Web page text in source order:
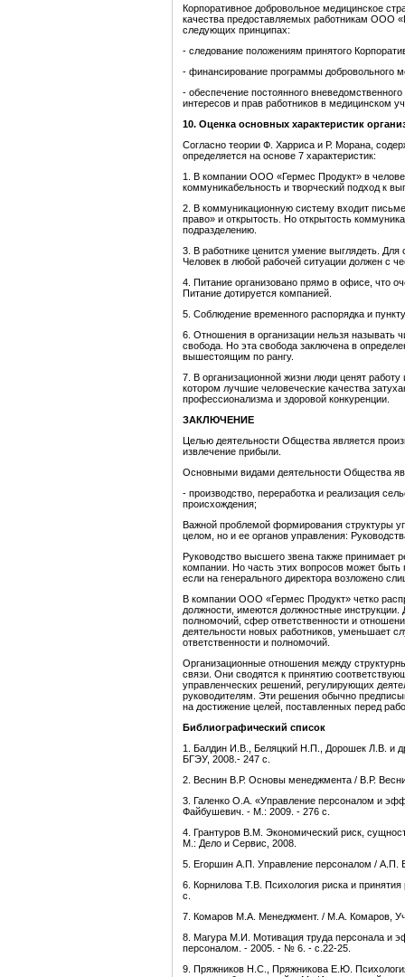
Корпоративное добровольное медицинское
качества предоставляемых работникам ООО
следующих принципах:
- следование положениям принятого
- финансирование программы добровольного
- обеспечение постоянного
интересов и прав работников в медицинском
10. Оценка основных характеристик
Согласно теории Ф. Харриса и Р. Морана,
определяется на основе 7 характеристик:
1. В компании ООО «Гермес Продукт» в
коммуникабельность и творческий подход к
2. В коммуникационную систему входит
право» и открытость. Но открытость
подразделению.
3. В работнике ценится умение выглядеть.
Человек в любой рабочей ситуации должен с
4. Питание организовано прямо в офисе, что
Питание дотируется компанией.
5. Соблюдение временного распорядка и
6. Отношения в организации нельзя называть
свобода. Но эта свобода заключена в
вышестоящим по рангу.
7. В организационной жизни люди ценят
котором лучшие человеческие качества
профессионализма и здоровой конкуренции.
ЗАКЛЮЧЕНИЕ
Целью деятельности Общества является
извлечение прибыли.
Основными видами деятельности Общества
- производство, переработка и реализация
происхождения;
Важной проблемой формирования структуры
целом, но и ее органов управления:
Руководство высшего звена также принимает
компании. Но часть этих вопросов может
если на генерального директора возложено
В компании ООО «Гермес Продукт» четко
должности, имеются должностные
полномочий, сфер ответственности и
деятельности новых работников, уменьшает
ответственности и полномочий.
Организационные отношения между
связи. Они сводятся к принятию
управленческих решений, регулирующих
руководителям. Эти решения обычно
на достижение целей, поставленных перед
Библиографический список
1. Балдин И.В., Беляцкий Н.П., Дорошек Л.В. и
БГЭУ, 2008.- 247 с.
2. Веснин В.Р. Основы менеджмента / В.Р.
3. Галенко О.А. «Управление персоналом и
Файбушевич. - М.: 2009. - 276 с.
4. Грантуров В.М. Экономический риск,
М.: Дело и Сервис, 2008.
5. Егоршин А.П. Управление персоналом /
6. Корнилова Т.В. Психология риска и
с.
7. Комаров М.А. Менеджмент. / М.А. Комаров,
8. Магура М.И. Мотивация труда персонала и
персоналом. - 2005. - № 6. - с.22-25.
9. Пряжников Н.С., Пряжникова Е.Ю.